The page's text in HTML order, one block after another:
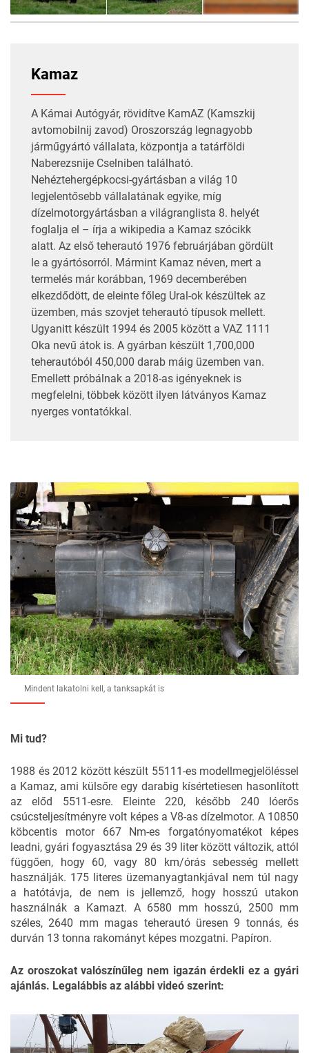
Kamaz
A Kámai Autógyár, rövidítve KamAZ (Kamszkij
avtomobilnij zavod) Oroszország legnagyobb
járműgyártó vállalata, központja a tatárföldi
Naberezsnije Cselniben található.
Nehéztehergépkocsi-gyártásban a világ 10
legjelentősebb vállalatának egyike, míg
dízelmotorgyártásban a világranglista 8. helyét
foglalja el – írja a wikipedia a Kamaz szócikk
alatt. Az első teherautó 1976 februárjában gördült
le a gyártósorról. Mármint Kamaz néven, mert a
termelés már korábban, 1969 decemberében
elkezdődött, de eleinte főleg Ural-ok készültek az
üzemben, más szovjet teherautó típusok mellett.
Ugyanitt készült 1994 és 2005 között a VAZ 1111
Oka nevű átok is. A gyárban készült 1,700,000
teherautóból 450,000 darab máig üzemben van.
Emellett próbálnak a 2018-as igényeknek is
megfelelni, többek között ilyen látványos Kamaz
nyerges vontatókkal .
Mindent lakatolni kell, a tanksapkát is
Mi tud?
1988 és 2012 között készült 55111-es modellmegjelöléssel
a Kamaz, ami külsőre egy darabig kísértetiesen hasonlított
az előd 5511-esre. Eleinte 220, később 240 lóerős
csúcsteljesítményre volt képes a V8-as dízelmotor. A 10850
köbcentis motor 667 Nm-es forgatónyomatékot képes
leadni, gyári fogyasztása 29 és 39 liter között változik, attól
függően, hogy 60, vagy 80 km/órás sebesség mellett
használják. 175 literes üzemanyagtankjával nem túl nagy
a hatótávja, de nem is jellemző, hogy hosszú utakon
használnák a Kamazt. A 6580 mm hosszú, 2500 mm
széles, 2640 mm magas teherautó üresen 9 tonnás, és
durván 13 tonna rakományt képes mozgatni. Papíron.
Az oroszokat valószínűleg nem igazán érdekli ez a gyári
ajánlás. Legalábbis az alábbi videó szerint: